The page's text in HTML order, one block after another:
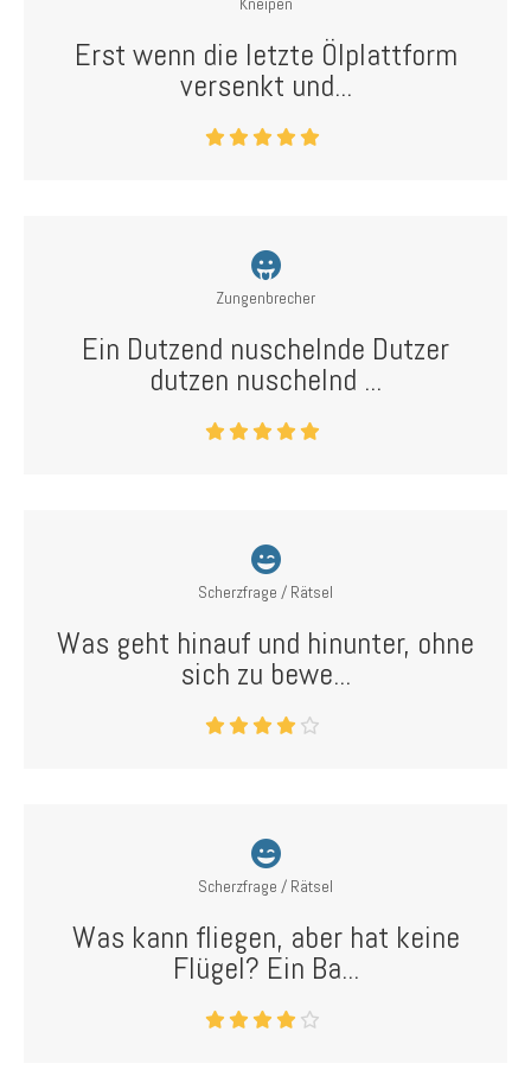
Erst wenn die letzte Ölplattform
versenkt und...
Zungenbrecher
Ein Dutzend nuschelnde Dutzer
dutzen nuschelnd ...
Scherzfrage / Rätsel
Was geht hinauf und hinunter, ohne
sich zu bewe...
Scherzfrage / Rätsel
Was kann fliegen, aber hat keine
Flügel? Ein Ba...